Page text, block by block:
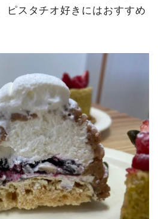
ピスタチオ好きにはおすすめ